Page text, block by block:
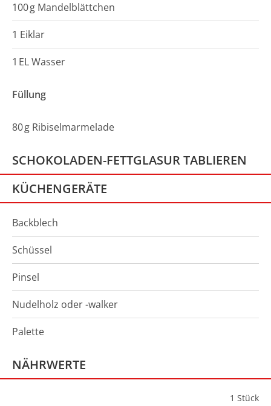
100g Mandelblättchen
1 Eiklar
1 ELWasser
Füllung
80g Ribiselmarmelade
SCHOKOLADEN-FETTGLASUR TABLIEREN
KÜCHENGERÄTE
Backblech
Schüssel
Pinsel
Nudelholz oder -walker
Palette
NÄHRWERTE
1 Stück